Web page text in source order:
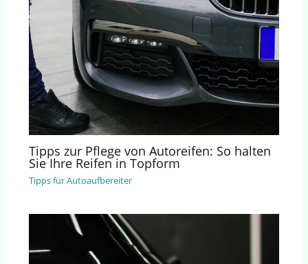
Tipps zur Pflege von Autoreifen: So halten
Sie Ihre Reifen in Topform
Tipps für Autoaufbereiter